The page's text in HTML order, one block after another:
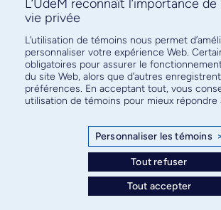
Abonnez-vous à notre
pour connaître l’actualité
L’UdeM reconnaît l’importance
vie privée
L’utilisation de témoins nous permet
personnaliser votre expérience Web.
obligatoires pour assurer le
du site Web, alors que d’autres
préférences. En acceptant tout, vous
utilisation de témoins pour mieux répondre
Personnaliser les témoins >
Tout refuser
Tout accepter